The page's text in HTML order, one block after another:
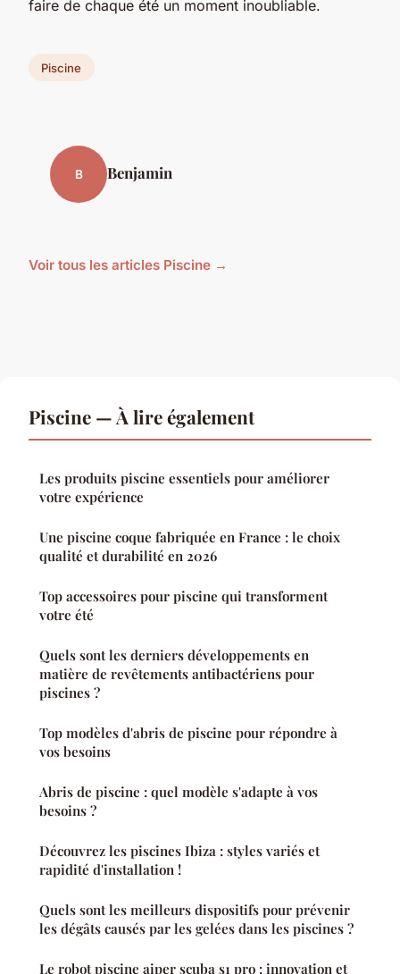
faire de chaque été un moment inoubliable.
Piscine
B Benjamin
Voir tous les articles Piscine →
Piscine — À lire également
Les produits piscine essentiels pour améliorer
votre expérience
Une piscine coque fabriquée en France : le choix
qualité et durabilité en 2026
Top accessoires pour piscine qui transforment
votre été
Quels sont les derniers développements en
matière de revêtements antibactériens pour
piscines ?
Top modèles d'abris de piscine pour répondre à
vos besoins
Abris de piscine : quel modèle s'adapte à vos
besoins ?
Découvrez les piscines Ibiza : styles variés et
rapidité d'installation !
Quels sont les meilleurs dispositifs pour prévenir
les dégâts causés par les gelées dans les piscines ?
Le robot piscine aiper scuba s1 pro : innovation et